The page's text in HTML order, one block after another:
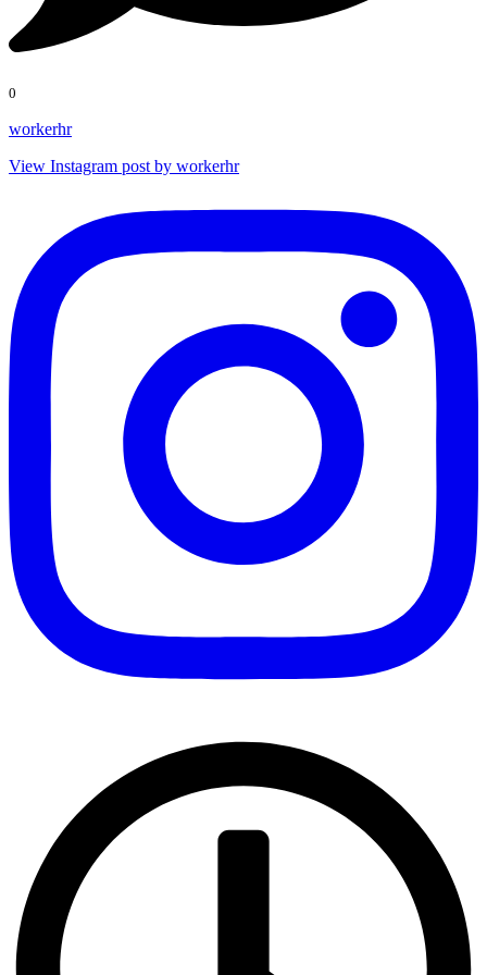
0
workerhr
View Instagram post by workerhr